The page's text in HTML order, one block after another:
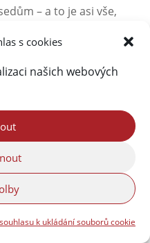
s cookies
našich webových
k ukládání souborů cookie
– a to je asi vše,
by skvělé, kdyby
a jeho hosté
že to bude
v Kunraticích a
co vás nejvíc
se bude konat